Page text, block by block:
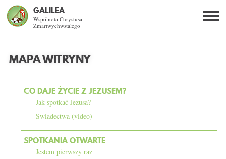
GALILEA
Wspólnota Chrystusa
Zmartwychwstałego
SPOTKANIA OTWARTE
DLA KOGO?
AKTUALNOŚCI
MAPA WITRYNY
CO DAJE ŻYCIE Z JEZUSEM?
Jak spotkać Jezusa?
Świadectwa (video)
SPOTKANIA OTWARTE
Jestem pierwszy raz